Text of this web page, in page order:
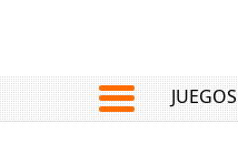
JUEGOS